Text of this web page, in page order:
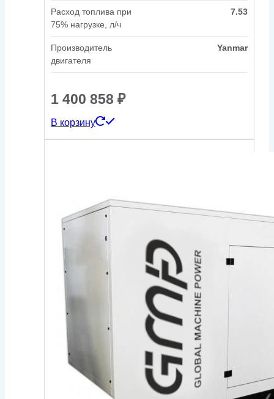
Расход топлива при
75% нагрузке, л/ч
7.53
Производитель
двигателя
Yanmar
1 400 858 ₽
В корзину